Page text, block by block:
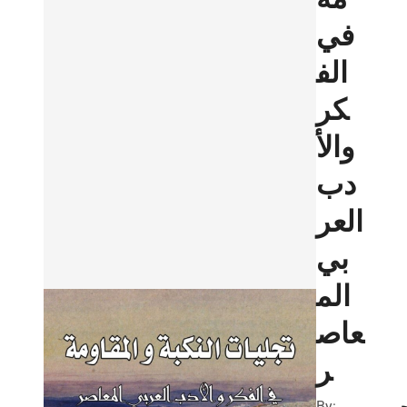
في
الف
كر
والأ
دب
العر
بي
الم
عاص
ر